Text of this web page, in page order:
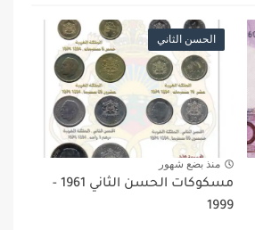
الحسن الثاني
منذ بضع شهور
مسكوكات الحسن الثاني 1961 -
1999